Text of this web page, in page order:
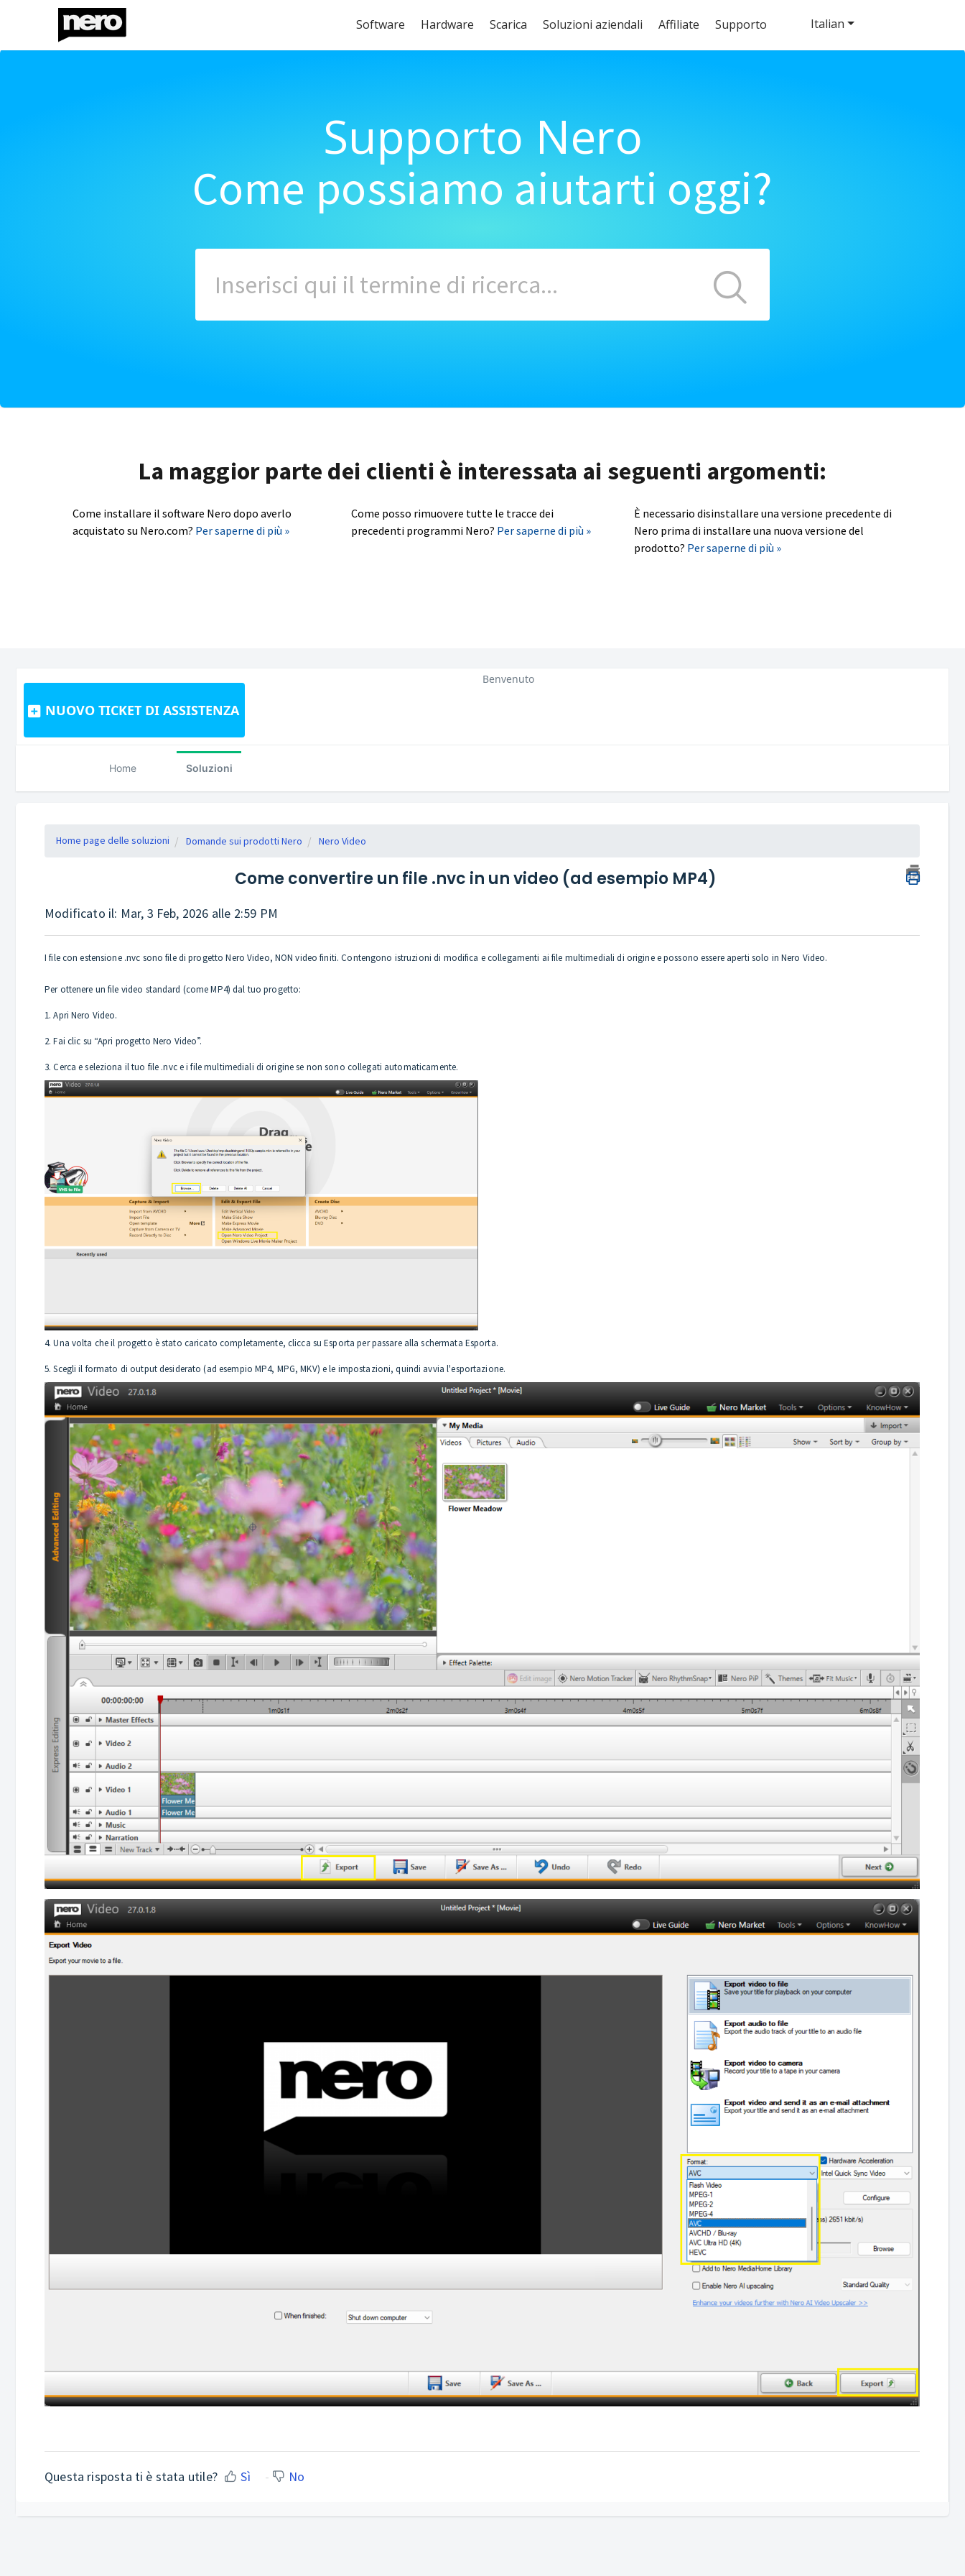
Software Hardware Scarica Soluzioni aziendali Affiliate Supporto
Supporto Nero
Come possiamo aiutarti oggi?
La maggior parte dei clienti è interessata ai seguenti argomenti:
Come installare il software Nero dopo averlo
acquistato su Nero.com? Per saperne di più »
Come posso rimuovere tutte le tracce dei
precedenti programmi Nero? Per saperne di più »
È necessario disinstallare una versione precedente di
Nero prima di installare una nuova versione del
prodotto? Per saperne di più »
NUOVO TICKET DI ASSISTENZA
Italian
Benvenuto
Home Soluzioni
Home page delle soluzioni Domande sui prodotti Nero Nero Video
Come convertire un file .nvc in un video (ad esempio MP4)
Modificato il: Mar, 3 Feb, 2026 alle 2:59 PM
I file con estensione .nvc sono file di progetto Nero Video, NON video finiti. Contengono istruzioni di modifica e collegamenti ai file multimediali di origine e possono essere aperti solo in Nero Video.
Per ottenere un file video standard (come MP4) dal tuo progetto:
1. Apri Nero Video.
2. Fai clic su “Apri progetto Nero Video”.
3. Cerca e seleziona il tuo file .nvc e i file multimediali di origine se non sono collegati automaticamente.
4. Una volta che il progetto è stato caricato completamente, clicca su Esporta per passare alla schermata Esporta.
5. Scegli il formato di output desiderato (ad esempio MP4, MPG, MKV) e le impostazioni, quindi avvia l'esportazione.
Questa risposta ti è stata utile? Sì No